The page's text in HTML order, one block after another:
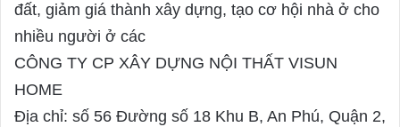
đất, giảm giá thành xây dựng, tạo cơ hội nhà ở cho
nhiều người ở các
CÔNG TY CP XÂY DỰNG NỘI THẤT VISUN
HOME
Địa chỉ: số 56 Đường số 18 Khu B, An Phú, Quận 2,